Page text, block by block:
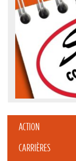
ACTION
CARRIÈRES